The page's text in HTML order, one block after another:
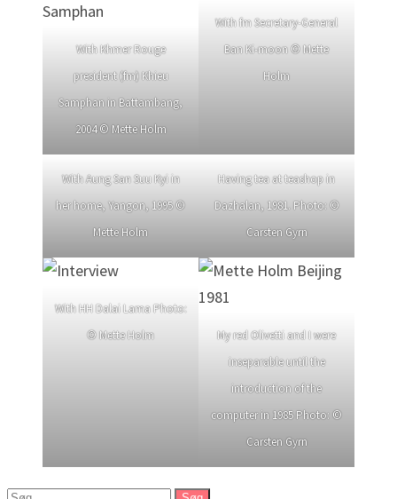
With Khmer Rouge
president (fm) Khieu
Samphan in Battambang,
2004 © Mette Holm
With fm Secretary-General
Ban Ki-moon © Mette
Holm
With Aung San Suu Kyi in
her home, Yangon, 1995 ©
Mette Holm
Having tea at teashop in
Dazhalan, 1981. Photo: ©
Carsten Gyrn
With HH Dalai Lama Photo:
© Mette Holm
My red Olivetti and I were
inseparable until the
introduction of the
computer in 1985 Photo: ©
Carsten Gyrn
Søg